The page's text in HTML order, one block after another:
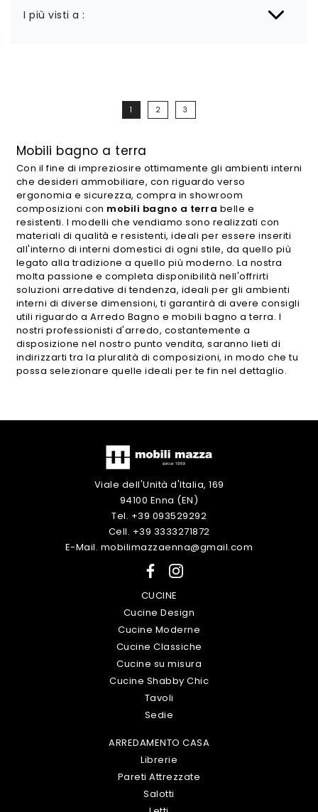
I più visti a :
1 2 3
Mobili bagno a terra
Con il fine di impreziosire ottimamente gli ambienti interni
che desideri ammobiliare, con riguardo verso
ergonomia e sicurezza, compra in showroom
composizioni con mobili bagno a terra belle e
resistenti. I modelli che vendiamo sono realizzati con
materiali di qualità e resistenti, ideali per essere inseriti
all'interno di interni domestici di ogni stile, da quello più
legato alla tradizione a quello più moderno. La nostra
molta passione e completa disponibilità nell'offrirti
soluzioni arredative di tendenza, ideali per gli ambienti
interni di diverse dimensioni, ti garantirà di avere consigli
utili riguardo a Arredo Bagno e mobili bagno a terra. I
nostri professionisti d'arredo, costantemente a
disposizione nel nostro punto vendita, saranno lieti di
indirizzarti tra la pluralità di composizioni, in modo che tu
possa selezionare quelle ideali per te fin nel dettaglio.
Viale dell'Unità d'Italia, 169
94100 Enna (EN)
Tel. +39 093529292
Cell. +39 3333271872
E-Mail. mobilimazzaenna@gmail.com
CUCINE
Cucine Design
Cucine Moderne
Cucine Classiche
Cucine su misura
Cucine Shabby Chic
Tavoli
Sedie
ARREDAMENTO CASA
Librerie
Pareti Attrezzate
Salotti